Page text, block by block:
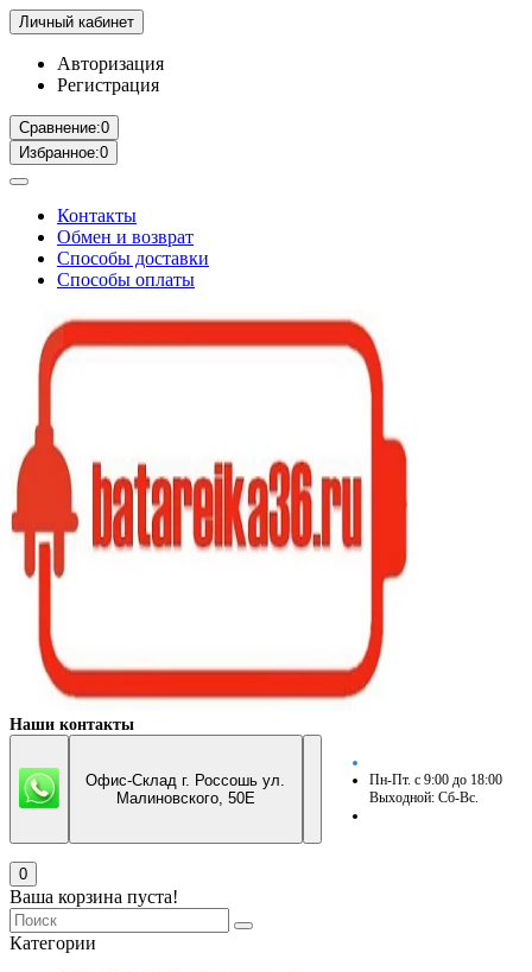
Личный кабинет
Авторизация
Регистрация
Сравнение:0
Избранное:0
Контакты
Обмен и возврат
Способы доставки
Способы оплаты
Наши контакты
Офис-Склад г. Россошь ул.
Малиновского, 50Е
Пн-Пт. с 9:00 до 18:00
Выходной: Сб-Вс.
0
Ваша корзина пуста!
Категории